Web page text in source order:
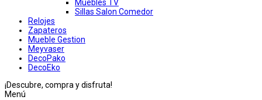
Muebles TV
Sillas Salon Comedor
Relojes
Zapateros
Mueble Gestion
Meyvaser
DecoPako
DecoEko
¡Descubre, compra y disfruta!
Menú